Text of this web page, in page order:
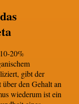
20%
gibt der
den Gehalt an
wiederum ist ein